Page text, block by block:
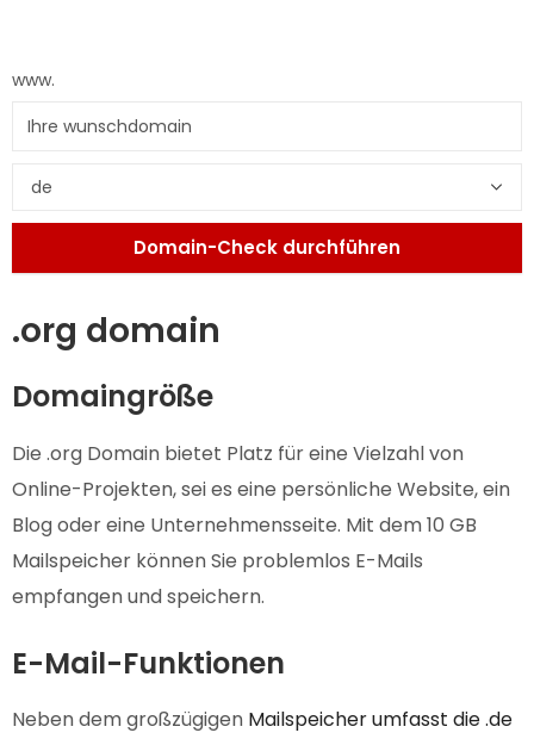
www.
.org domain
Domaingröße
Die .org Domain bietet Platz für eine Vielzahl von
Online-Projekten, sei es eine persönliche Website, ein
Blog oder eine Unternehmensseite. Mit dem 10 GB
Mailspeicher können Sie problemlos E-Mails
empfangen und speichern.
E-Mail-Funktionen
Neben dem großzügigen Mailspeicher umfasst die .de